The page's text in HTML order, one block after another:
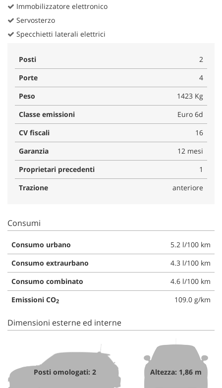
Immobilizzatore elettronico
Servosterzo
Specchietti laterali elettrici
Posti
2
Porte
4
Peso
1423 Kg
Classe emissioni
Euro 6d
CV fiscali
16
Garanzia
12 mesi
Proprietari precedenti
1
Trazione
anteriore
Consumi
Consumo urbano
5.2 l/100 km
Consumo extraurbano
4.3 l/100 km
Consumo combinato
4.6 l/100 km
Emissioni CO2 109.0 g/km
Dimensioni esterne ed interne
Posti omologati: 2 Altezza: 1,86 m